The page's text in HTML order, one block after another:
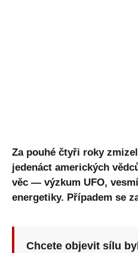
Za pouhé čtyři roky
jedenáct amerických
věc — výzkum UFO,
energetiky. Případem se
Chcete objevit sílu